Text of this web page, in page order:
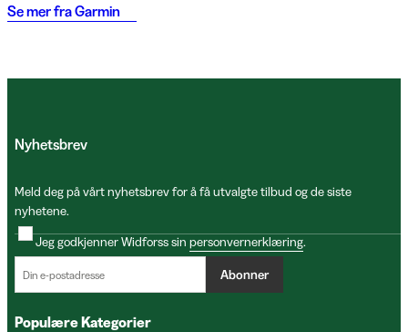
Se mer fraGarmin
Nyhetsbrev
Meld deg på vårt nyhetsbrev for å få utvalgte tilbud og de siste
nyhetene.
Jeg godkjenner Widforss sin personvernerklæring.
Abonner
Populære Kategorier